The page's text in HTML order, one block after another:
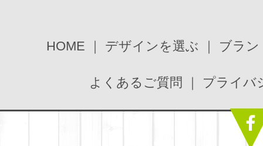
HOME デザインを選ぶ ブラ
よくあるご質問 プライバ